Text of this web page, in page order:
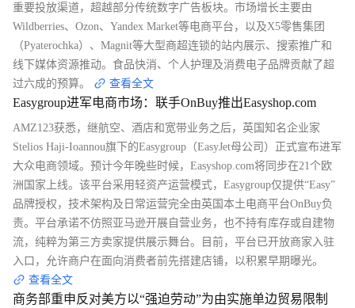
重要投放渠道，超越部分传统数字广告板块。市场增长主要由
Wildberries、Ozon、Yandex Market等电商平台，以及X5零售集团
（Pyaterochka）、Magnit等大型商超连锁的站内展示、搜索推广和
线下媒体资源推动。食品快消、个人护理及消费电子品牌贡献了超
过六成的预算。
查看全文
Easygroup进军电商市场：联手OnBuy推出Easyshop.com
AMZ123获悉，继航空、酒店和宽带业务之后，英国知名企业家
Stelios Haji-Ioannou旗下的Easygroup（EasyJet母公司）正式宣布进军
大众电商领域。预计今年晚些时候，Easyshop.com将同步在21个欧
洲国家上线。该平台采用轻资产运营模式，Easygroup仅提供“Easy”
品牌授权，技术架构及日常运营完全由英国本土电商平台OnBuy负
责。平台承诺不仿照亚马逊开展自营业务，也不持有库存或自建物
流，纯粹为第三方卖家提供展示舞台。目前，平台已开放商家入驻
入口，允许商户在面向消费者前先搭建店铺，以积累早期曝光。
查看全文
商务部重申反对美方以“强迫劳动”为由实施单边贸易限制